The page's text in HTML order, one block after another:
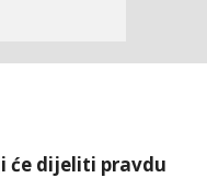
će dijeliti pravdu